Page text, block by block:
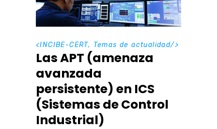
<INCIBE-CERT, Temas de actualidad/>
Las APT (amenaza
avanzada
persistente) en ICS
(Sistemas de Control
Industrial)